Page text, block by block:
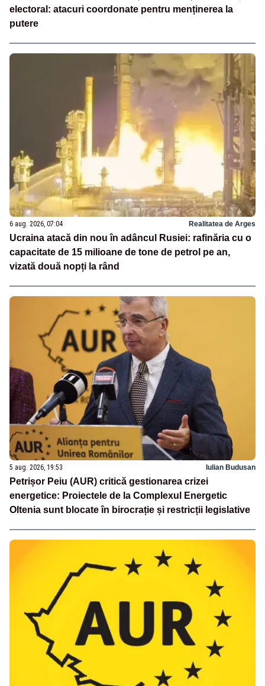
electoral: atacuri coordonate pentru menținerea la
putere
6 aug. 2026, 07:04 Realitatea de Arges
Ucraina atacă din nou în adâncul Rusiei: rafinăria cu o
capacitate de 15 milioane de tone de petrol pe an,
vizată două nopți la rând
5 aug. 2026, 19:53 Iulian Budusan
Petrișor Peiu (AUR) critică gestionarea crizei
energetice: Proiectele de la Complexul Energetic
Oltenia sunt blocate în birocrație și restricții legislative